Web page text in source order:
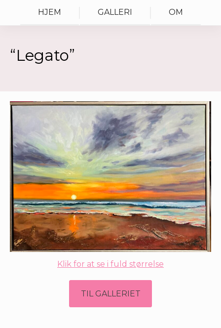
HJEM GALLERI OM
“Legato”
Klik for at se i fuld størrelse
TIL GALLERIET